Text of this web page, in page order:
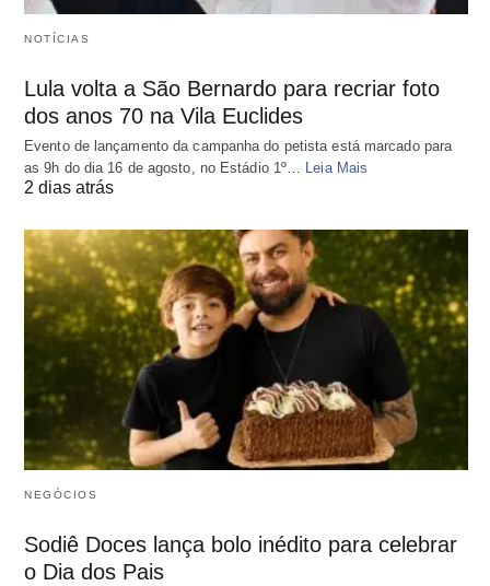
NOTÍCIAS
Lula volta a São Bernardo para recriar foto
dos anos 70 na Vila Euclides
Evento de lançamento da campanha do petista está marcado para
as 9h do dia 16 de agosto, no Estádio 1º…
Leia Mais
2 dias atrás
NEGÓCIOS
Sodiê Doces lança bolo inédito para celebrar
o Dia dos Pais